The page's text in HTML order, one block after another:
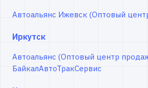
Автоальянс Ижевск (Оптовый
Иркутск
Автоальянс (Оптовый центр
БайкалАвтоТракСервис